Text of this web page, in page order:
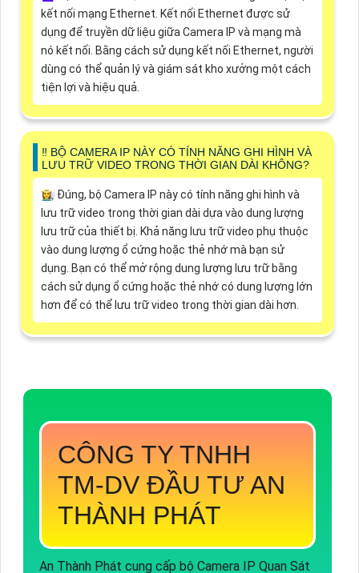
kết nối mạng Ethernet. Kết nối Ethernet được sử
dụng để truyền dữ liệu giữa Camera IP và mạng mà
nó kết nối. Bằng cách sử dụng kết nối Ethernet, người
dùng có thể quản lý và giám sát kho xưởng một cách
tiện lợi và hiệu quả.
‼️ BỘ CAMERA IP NÀY CÓ TÍNH NĂNG GHI HÌNH VÀ
LƯU TRỮ VIDEO TRONG THỜI GIAN DÀI KHÔNG?
👩‍🌾 Đúng, bộ Camera IP này có tính năng ghi hình và
lưu trữ video trong thời gian dài dựa vào dung lượng
lưu trữ của thiết bị. Khả năng lưu trữ video phụ thuộc
vào dung lượng ổ cứng hoặc thẻ nhớ mà bạn sử
dụng. Bạn có thể mở rộng dung lượng lưu trữ bằng
cách sử dụng ổ cứng hoặc thẻ nhớ có dung lượng lớn
hơn để có thể lưu trữ video trong thời gian dài hơn.
CÔNG TY TNHH
TM-DV ĐẦU TƯ AN
THÀNH PHÁT
An Thành Phát cung cấp bộ Camera IP Quan Sát